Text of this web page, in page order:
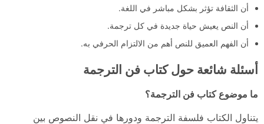
أن الثقافة تؤثر بشكل مباشر في اللغة.
أن النص يعيش حياة جديدة في كل ترجمة.
أن الفهم العميق للنص أهم من الالتزام الحرفي به.
أسئلة شائعة حول كتاب فن الترجمة
ما موضوع كتاب فن الترجمة؟
يتناول الكتاب فلسفة الترجمة ودورها في نقل النصوص بين